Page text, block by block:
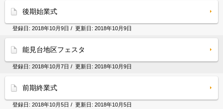
後期始業式
登録日: 2018年10月9日 / 更新日: 2018年10月9日
能見台地区フェスタ
登録日: 2018年10月7日 / 更新日: 2018年10月9日
前期終業式
登録日: 2018年10月5日 / 更新日: 2018年10月5日